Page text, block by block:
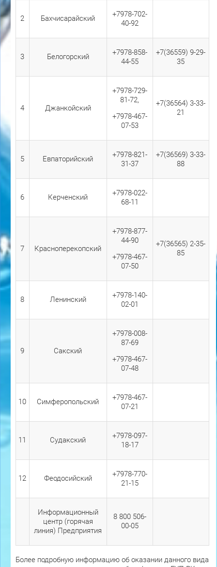
2 Бахчисарайский
+7978-702-
40-92
3 Белогорский
+7978-858-
44-55
+7(36559) 9-29-
35
4 Джанкойский
+7978-729-
81-72,
+7978-467-
07-53
+7(36564) 3-33-
21
5 Евпаторийский
+7978-821-
31-37
+7(36569) 3-33-
88
6 Керченский
+7978-022-
68-11
7 Красноперекопский
+7978-877-
44-90
+7978-467-
07-50
+7(36565) 2-35-
85
8 Ленинский
+7978-140-
02-01
9 Сакский
+7978-008-
87-69
+7978-467-
07-48
10 Симферопольский
+7978-467-
07-21
11 Судакский
+7978-097-
18-17
12 Феодосийский
+7978-770-
21-15
Информационный
центр (горячая
линия) Предприятия
8 800 506-
00-05
Более подробную информацию об оказании данного вида